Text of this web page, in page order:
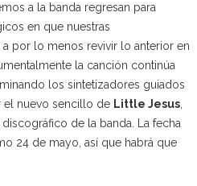
a la banda regresan para
en que nuestras
por lo menos revivir lo anterior en
la canción continúa
los sintetizadores guiados
el nuevo sencillo de Little Jesus
de la banda. La fecha
24 de mayo, así que habrá que